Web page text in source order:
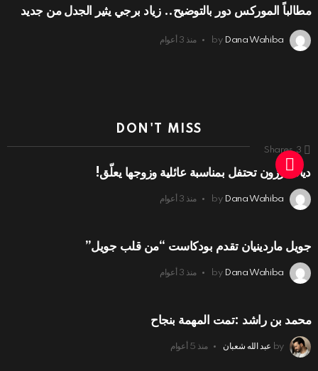
مطالباً الموركس دور بالتوضيح.. زياد برجي يثير الجدل من جديد
by Dana Wahiba منذ 3 أعوام
DON'T MISS
3
Shares
ديانا كرزون تحتفل بمناسبة عائلية وزوجها يعلّق!
by Dana Wahiba منذ 3 أعوام
جويل ماردينيان تقدم بودكاست “من قلب جويل”
by Dana Wahiba منذ 3 أعوام
محمد بن راشد :تمت المهمة بنجاح
by عبد الله شعبان منذ 5 أعوام